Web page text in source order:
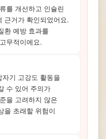
를 개선하고 인슐린
근거가 확인되었어요.
환 예방 효과를
무적이에요.
기 고강도 활동을
수 있어 주의가
을 고려하지 않은
을 초래할 위험이